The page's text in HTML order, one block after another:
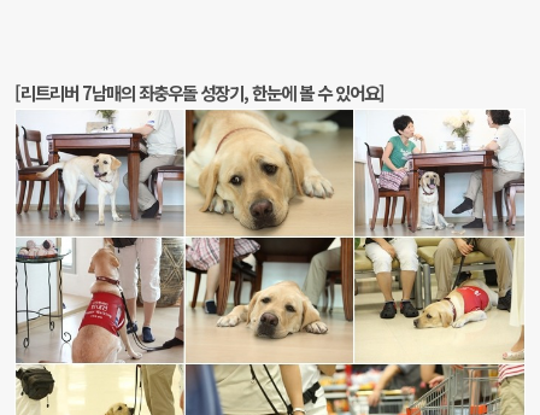
[리트리버 7남매의 좌충우돌 성장기, 한눈에 볼 수 있어요]